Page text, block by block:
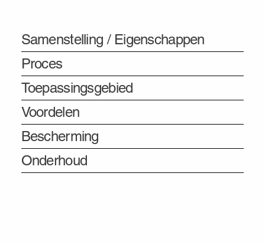
Samenstelling / Eigenschappen
Proces
Toepassingsgebied
Voordelen
Bescherming
Onderhoud